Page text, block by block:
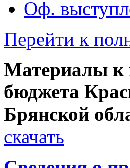
Оф.
Перейти к
Материалы к
бюджета
Брянской
скачать